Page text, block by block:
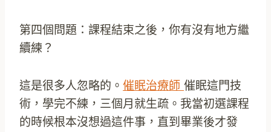
第四個問題：課程結束之後，你有沒有地方繼
續練？
這是很多人忽略的。 催眠治療師 催眠這門技
術，學完不練，三個月就生疏。我當初選課程
的時候根本沒想過這件事，直到畢業後才發